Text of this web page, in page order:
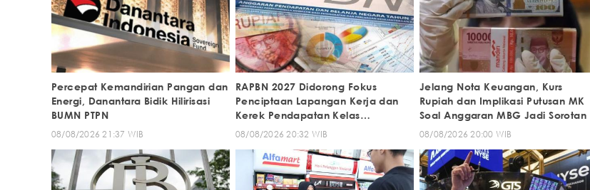
Percepat Kemandirian Pangan dan
Energi, Danantara Bidik Hilirisasi
BUMN PTPN
08/08/2026 21:37 WIB
RAPBN 2027 Didorong Fokus
Penciptaan Lapangan Kerja dan
Kerek Pendapatan Kelas
Menengah
08/08/2026 20:32 WIB
Jelang Nota Keuangan, Kurs
Rupiah dan Implikasi Putusan MK
Soal Anggaran MBG Jadi Sorotan
08/08/2026 20:00 WIB